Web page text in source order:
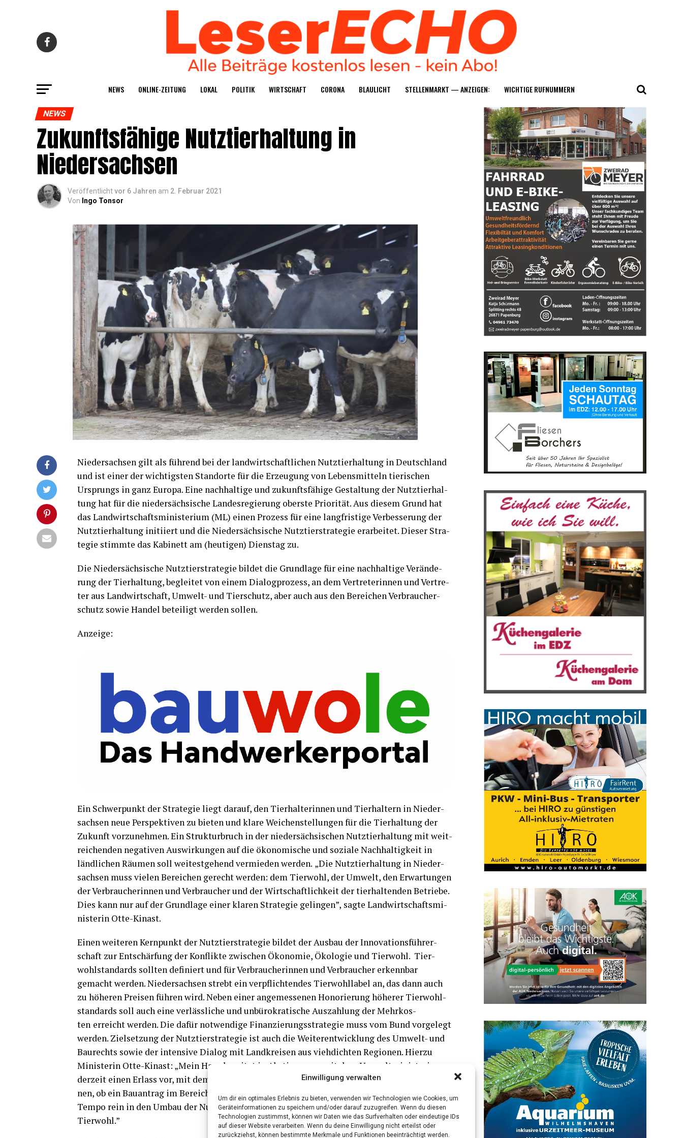
Einwilligung verwalten
Um dir ein optimales Erlebnis zu bieten, verwenden wir Technologien wie Cookies, um
Geräteinformationen zu speichern und/oder darauf zuzugreifen. Wenn du diesen
Technologien zustimmst, können wir Daten wie das Surfverhalten oder eindeutige IDs
auf dieser Website verarbeiten. Wenn du deine Einwilligung nicht erteilst oder
zurückziehst, können bestimmte Merkmale und Funktionen beeinträchtigt werden.
NEWS ONLINE-ZEI­TUNG LOKAL POLI­TIK WIRT­SCHAFT CORO­NA BLAU­LICHT STEL­LEN­MARKT — ANZEIGEN: WICH­TI­GE RUFNUMMERN
NEWS
Zukunfts­fä­hi­ge Nutz­tier­hal­tung in
Niedersachsen
Veröffentlichtvor 6 Jahren am 2. Februar 2021
Von Ingo Tonsor
Nie­der­sach­sen gilt als füh­rend bei der land­wirt­schaft­li­chen Nutz­tier­hal­tung in Deutsch­land
und ist einer der wich­tigs­ten Stand­or­te für die Erzeu­gung von Lebens­mit­teln tie­ri­schen
Ursprungs in ganz Euro­pa. Eine nach­hal­ti­ge und zukunfts­fä­hi­ge Gestal­tung der Nutz­tier­hal­
tung hat für die nie­der­säch­si­sche Lan­des­re­gie­rung obers­te Prio­ri­tät. Aus die­sem Grund hat
das Land­wirt­schafts­mi­nis­te­ri­um (ML) einen Pro­zess für eine lang­fris­ti­ge Ver­bes­se­rung der
Nutz­tier­hal­tung initi­iert und die Nie­der­säch­si­sche Nutz­tier­stra­te­gie erar­bei­tet. Die­ser Stra­
te­gie stimm­te das Kabi­nett am (heu­ti­gen) Diens­tag zu.
Die Nie­der­säch­si­sche Nutz­tier­stra­te­gie bil­det die Grund­la­ge für eine nach­hal­ti­ge Ver­än­de­
rung der Tier­hal­tung, beglei­tet von einem Dia­log­pro­zess, an dem Ver­tre­te­rin­nen und Ver­tre­
ter aus Land­wirt­schaft, Umwelt- und Tier­schutz, aber auch aus den Berei­chen Ver­brau­cher­
schutz sowie Han­del betei­ligt wer­den sollen.
Anzei­ge:
Ein Schwer­punkt der Stra­te­gie liegt dar­auf, den Tier­hal­te­rin­nen und Tier­hal­tern in Nie­der­
sach­sen neue Per­spek­ti­ven zu bie­ten und kla­re Wei­chen­stel­lun­gen für die Tier­hal­tung der
Zukunft vor­zu­neh­men. Ein Struk­tur­bruch in der nie­der­säch­si­schen Nutz­tier­hal­tung mit weit­
rei­chen­den nega­ti­ven Aus­wir­kun­gen auf die öko­no­mi­sche und sozia­le Nach­hal­tig­keit in
länd­li­chen Räu­men soll wei­test­ge­hend ver­mie­den wer­den. „Die Nutz­tier­hal­tung in Nie­der­
sach­sen muss vie­len Berei­chen gerecht wer­den: dem Tier­wohl, der Umwelt, den Erwar­tun­gen
der Ver­brau­che­rin­nen und Ver­brau­cher und der Wirt­schaft­lich­keit der tier­hal­ten­den Betrie­be.
Dies kann nur auf der Grund­la­ge einer kla­ren Stra­te­gie gelin­gen”, sag­te Land­wirt­schafts­mi­
nis­te­rin Otte-Kinast.
Einen wei­te­ren Kern­punkt der Nutz­tier­stra­te­gie bil­det der Aus­bau der Inno­va­ti­ons­füh­rer­
schaft zur Ent­schär­fung der Kon­flik­te zwi­schen Öko­no­mie, Öko­lo­gie und Tier­wohl. Tier­
wohl­stan­dards soll­ten defi­niert und für Ver­brau­che­rin­nen und Ver­brau­cher erkenn­bar
gemacht wer­den. Nie­der­sach­sen strebt ein ver­pflich­ten­des Tier­wohl­la­bel an, das dann auch
zu höhe­ren Prei­sen füh­ren wird. Neben einer ange­mes­se­nen Hono­rie­rung höhe­rer Tier­wohl­
stan­dards soll auch eine ver­läss­li­che und unbü­ro­kra­ti­sche Aus­zah­lung der Mehr­kos­
ten erreicht wer­den. Die dafür not­wen­di­ge Finan­zie­rungs­stra­te­gie muss vom Bund vor­ge­legt
wer­den. Ziel­set­zung der Nutz­tier­stra­te­gie ist auch die Wei­ter­ent­wick­lung des Umwelt- und
Bau­rechts sowie der inten­si­ve Dia­log mit Land­krei­sen aus vieh­dich­ten Regio­nen. Hier­zu
Minis­te­rin Otte-Kinast: „Mein Haus berei­tet in Abstim­mung mit dem Umwelt­mi­nis­te­ri­um
der­zeit einen Erlass vor, mit dem die Geneh­mi­gungs­be­hör­den mit einem Blick prü­fen kön­
nen, ob ein Bau­an­trag im Bereich Sau­en­hal­tung mehr Tier­wohl ermög­licht. So kommt mehr
Tem­po rein in den Umbau der Nutz­tier­hal­tung, und so errei­chen wir schnel­ler mehr
Tierwohl.”